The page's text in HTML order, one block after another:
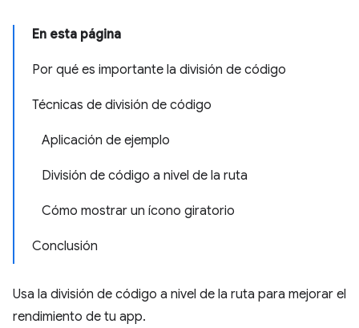
En esta página
Por qué es importante la división de código
Técnicas de división de código
Aplicación de ejemplo
División de código a nivel de la ruta
Cómo mostrar un ícono giratorio
Conclusión
Usa la división de código a nivel de la ruta para mejorar el
rendimiento de tu app.